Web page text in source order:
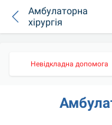
Амбулаторна
хірургія
Невідкладна допомога